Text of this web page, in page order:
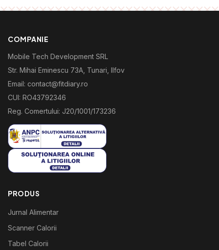
COMPANIE
Mobile Tech Development SRL
Str. Mihai Eminescu 73A, Tunari, Ilfov
Email: contact@fitdiary.ro
CUI: RO43792346
Reg. Comertului: J20/1001/173236
PRODUS
Jurnal Alimentar
Scanner Calorii
Tabel Calorii